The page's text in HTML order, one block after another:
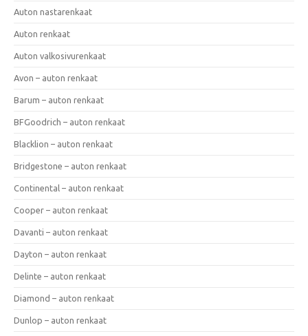
Auton nastarenkaat
Auton renkaat
Auton valkosivurenkaat
Avon – auton renkaat
Barum – auton renkaat
BFGoodrich – auton renkaat
Blacklion – auton renkaat
Bridgestone – auton renkaat
Continental – auton renkaat
Cooper – auton renkaat
Davanti – auton renkaat
Dayton – auton renkaat
Delinte – auton renkaat
Diamond – auton renkaat
Dunlop – auton renkaat